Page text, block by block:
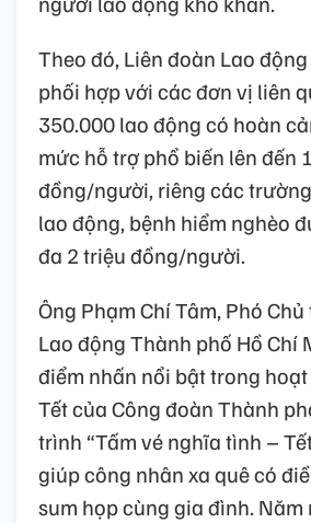
Theo đó, Liên đoàn Lao
phối hợp với các đơn vị liên
350.000 lao động có hoàn
mức hỗ trợ phổ biến lên đến
đồng/người, riêng các
lao động, bệnh hiểm nghèo
đa 2 triệu đồng/người.
Ông Phạm Chí Tâm, Phó
Lao động Thành phố Hồ Chí
điểm nhấn nổi bật trong
Tết của Công đoàn Thành
trình “Tấm vé nghĩa tình –
giúp công nhân xa quê có
sum họp cùng gia đình. Năm